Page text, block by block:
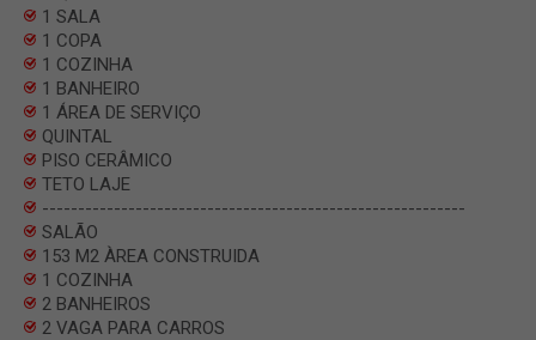
1 SALA
1 COPA
1 COZINHA
1 BANHEIRO
1 ÁREA DE SERVIÇO
QUINTAL
PISO CERÂMICO
TETO LAJE
-----------------------------------------------------------
SALÃO
153 M2 ÀREA CONSTRUIDA
1 COZINHA
2 BANHEIROS
2 VAGA PARA CARROS